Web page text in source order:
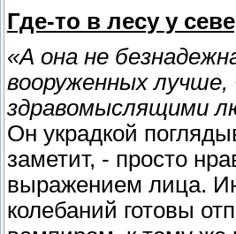
Где-то в лесу у
«А она не
вооруженных
здравомыслящими
Он украдкой
заметит, - просто
выражением лица.
колебаний готовы